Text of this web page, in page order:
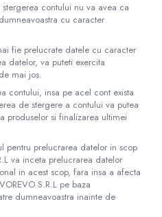
contului nu va avea ca
cu caracter
fie prelucrate datele cu caracter
datelor, va puteti exercita
mai jos.
contului, insa pe acel cont exista
de stergere a contului va putea
produselor si finalizarea ultimei
pentru prelucrarea datelor in scop
va inceta prelucrarea datelor
in acest scop, fara insa a afecta
​S.R.L pe baza
dumneavoastra inainte de